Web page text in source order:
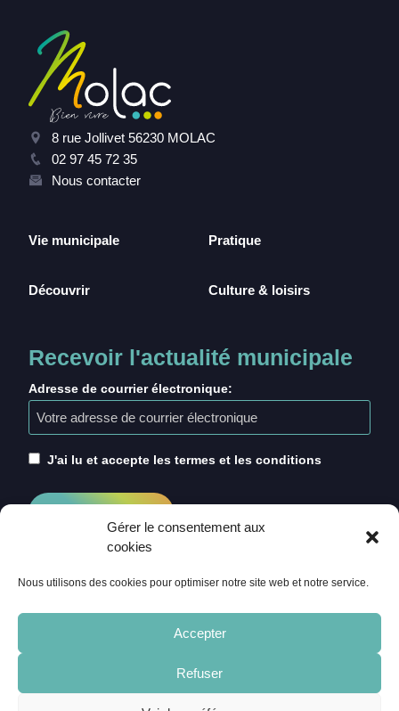
Gérer le consentement aux
cookies
Nous utilisons des cookies pour optimiser notre site web et notre service.
Accepter
Refuser
8 rue Jollivet 56230 MOLAC
02 97 45 72 35
Nous contacter
Vie municipale
Découvrir
Pratique
Culture & loisirs
Recevoir l'actualité municipale
Adresse de courrier électronique:
J'ai lu et accepte les termes et les conditions
CRÉDITS
MENTIONS LÉGALES